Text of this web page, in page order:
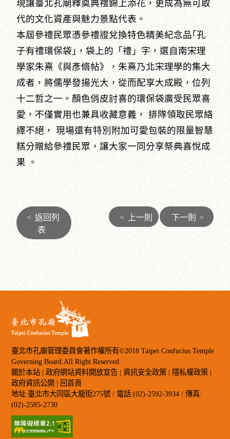
現讓臺北孔廟釋奠典禮錦上添花，更成為無可取
代的文化資產與魅力景點代表。
本屆參禮民眾憑參禮證兌換特色精美紀念品｢孔
子有禮環保袋｣，袋上的「禮」字，選自南宋理
學家朱熹《與彥脩帖》，朱熹乃北宋理學的集大
成者，將儒學發揚光大，從而配享大成殿，位列
十二哲之一。顏色俏皮討喜的環保袋廣受民眾喜
愛，不僅實用也兼具收藏意義， 排隊領取民眾絡
繹不絕， 現場還有特別附加可愛包裝的限量智慧
糕分贈給參禮民眾，讓大家一同分享祭典喜悅成
果 。
< 返回列
表
< 上一則 下一則 >
臺北市孔廟管理委員會著作權所有©2018 Taipei Confucius Temple
Governing Board.All Right Reserved.
關於本站 | 政府網站資料開放宣告 |資訊安全政策 | 隱私權政策 |
政府資訊公開 | 回首頁
地址:臺北市大同區大龍街275號 / 電話:(02)-2592-3934 / 傳真:
(02)-2585-2730